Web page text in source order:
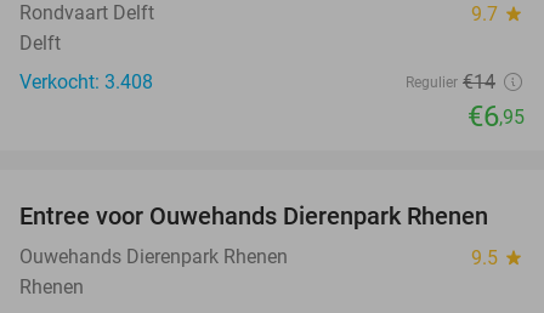
Rondvaart Delft 9.7 star
Delft
Verkocht: 3.408
Regulier €14
€6,95
19%
Entree voor Ouwehands Dierenpark Rhenen
Ouwehands Dierenpark Rhenen 9.5 star
Rhenen